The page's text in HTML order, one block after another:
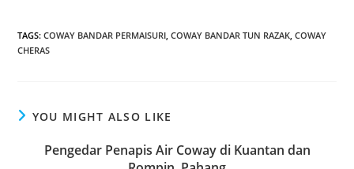
TAGS:COWAY BANDAR PERMAISURI, COWAY BANDAR TUN RAZAK, COWAY
CHERAS
YOU MIGHT ALSO LIKE
Pengedar Penapis Air Coway di Kuantan dan